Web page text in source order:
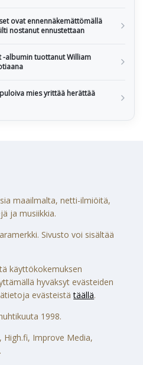
ovat ennennäkemättömällä
nostanut ennustettaan
-albumin tuottanut William
mies yrittää herättää
maailmalta, netti-ilmiöitä,
ja musiikkia.
Sivusto voi sisältää
käyttökokemuksen
hyväksyt evästeiden
evästeistätäällä.
1998.
High.fi, Improve Media,